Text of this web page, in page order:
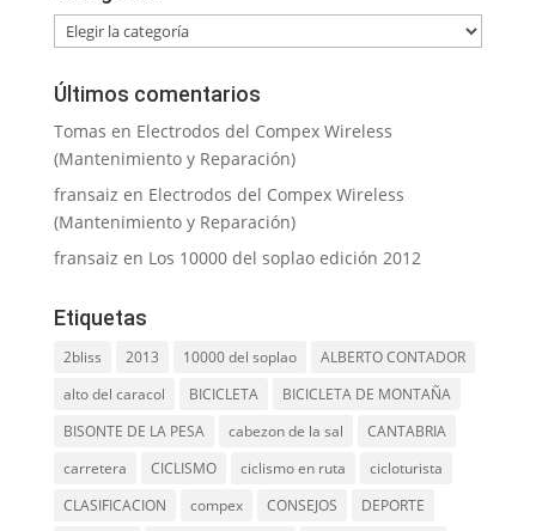
Categorías
Últimos comentarios
Tomas en Electrodos del Compex Wireless
(Mantenimiento y Reparación)
fransaiz en Electrodos del Compex Wireless
(Mantenimiento y Reparación)
fransaiz en Los 10000 del soplao edición 2012
Etiquetas
2bliss 2013 10000 del soplao
ALBERTO CONTADOR
alto del caracol
BICICLETA
BICICLETA DE MONTAÑA
BISONTE DE LA PESA
cabezon de la sal
CANTABRIA
carretera
CICLISMO ciclismo en ruta
cicloturista
CLASIFICACION
compex CONSEJOS DEPORTE